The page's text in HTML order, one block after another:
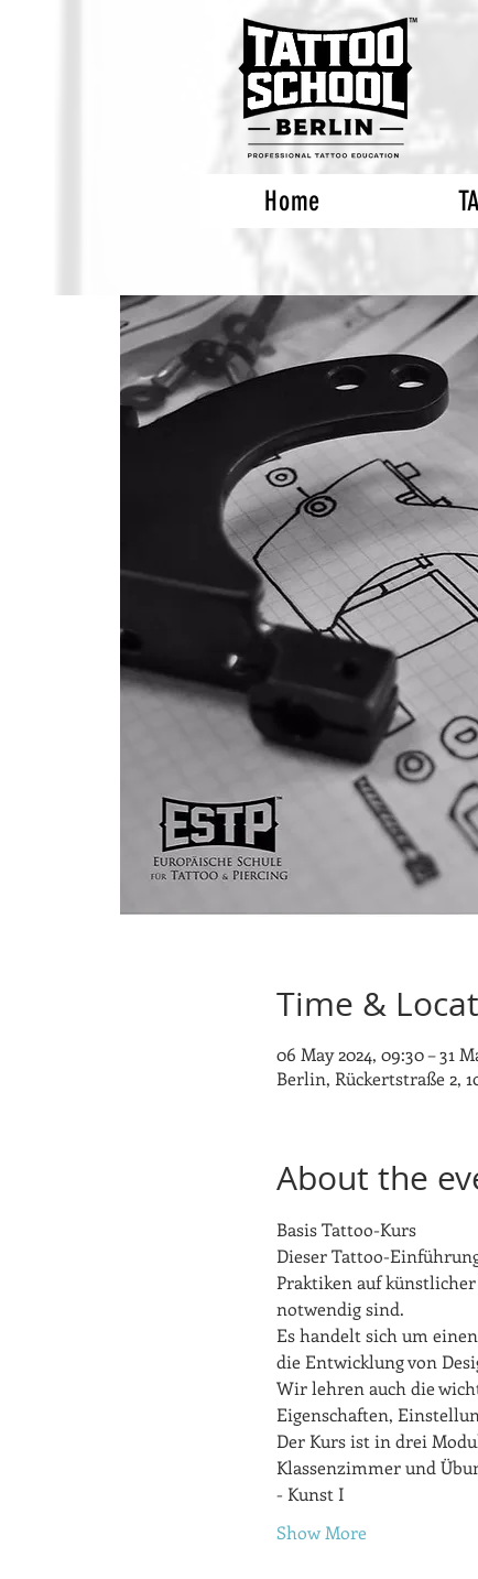
Home
Time &
06 May 2024, 09:30 – 31
Berlin, Rückertstraße 2,
About the
Basis Tattoo-Kurs
Dieser Tattoo-
Praktiken auf
notwendig sind.
Es handelt sich um
die Entwicklung von
Wir lehren auch die
Eigenschaften,
Der Kurs ist in drei
Klassenzimmer und
- Kunst I
Show More